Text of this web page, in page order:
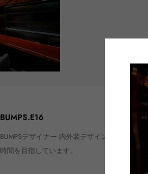
BUMPS.E16
BUMPSデザイナー 内外装デザインからオブジ
時間を目指しています。